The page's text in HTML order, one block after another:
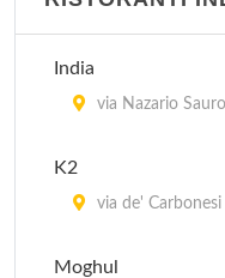
India
via Nazario
K2
via de'
Moghul